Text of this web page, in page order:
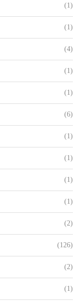
(1)
(1)
(4)
(1)
(1)
(6)
(1)
(1)
(1)
(1)
(2)
(126)
(2)
(1)